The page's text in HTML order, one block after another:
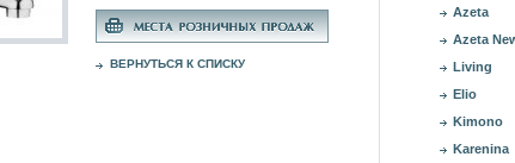
ВЕРНУТЬСЯ К СПИСКУ
Azeta
Azeta
Living
Elio
Kimono
Karenina